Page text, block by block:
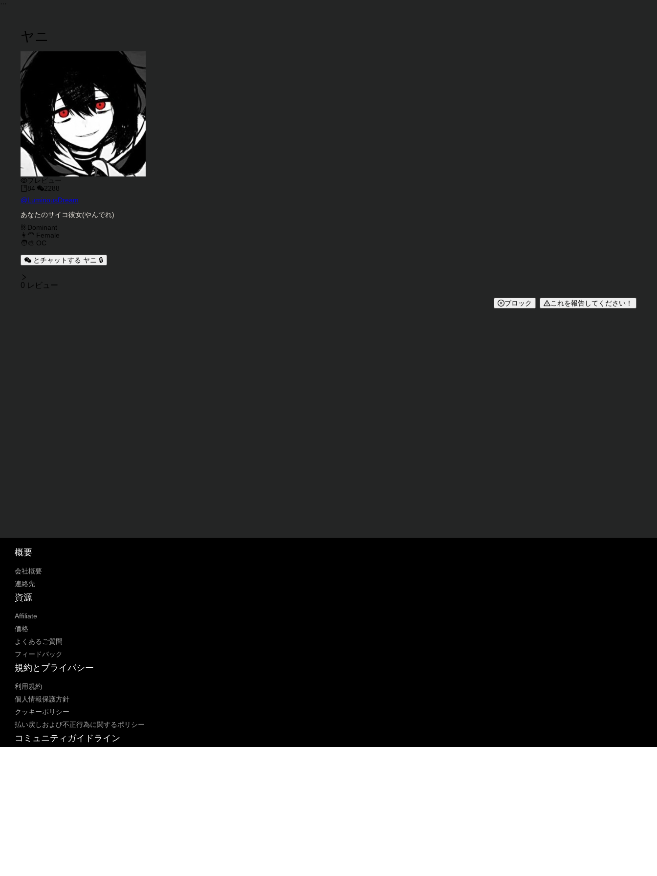
ヤニ
プレビュー
84
2288
キャラクタークリエイター
@LuminousDream
キャラクター説明
あなたのサイコ彼女(やんでれ)
キャラクタータグ
⛓️ Dominant
👩‍🦰 Female
🧑‍🎨 OC
とチャットする ヤニ 🔒
レビュー
0 レビュー
ブロック これを報告してください！
概要
会社概要
連絡先
資源
Affiliate
価格
よくあるご質問
フィードバック
規約とプライバシー
利用規約
個人情報保護方針
クッキーポリシー
払い戻しおよび不正行為に関するポリシー
コミュニティガイドライン